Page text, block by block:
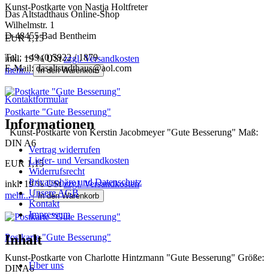
Kunst-Postkarte von Nastja Holtfreter
EUR 1,15
inkl. 19 % UStzzgl. Versandkosten
mehr... In den Warenkorb
Postkarte "Gute Besserung"
Kunst-Postkarte von Kerstin Jacobmeyer "Gute Besserung" Maß:
DIN A6
EUR 1,15
inkl. 19 % UStzzgl. Versandkosten
mehr... In den Warenkorb
Postkarte "Gute Besserung"
Kunst-Postkarte von Charlotte Hintzmann "Gute Besserung" Größe:
DINA6
Das Altstadthaus Online-Shop
Wilhelmstr. 1
D-48455 Bad Bentheim
Tel.: +49 (0)5922 / 1879
E-Mail: dasaltstadthaus@aol.com
Kontaktformular
Informationen
Vertrag widerrufen
Liefer- und Versandkosten
Widerrufsrecht
Privatsphäre und Datenschutz
Unsere AGB
Kontakt
Impressum
Inhalt
Über uns